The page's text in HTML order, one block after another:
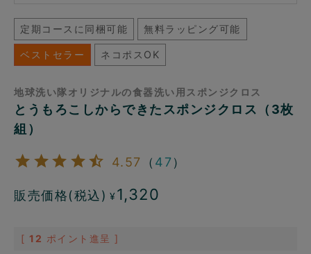
定期コースに同梱可能 無料ラッピング可能
ベストセラー ネコポスOK
地球洗い隊オリジナルの食器洗い用スポンジクロス
とうもろこしからできたスポンジクロス（3枚
組）
4.57 （ 47）
販売価格(税込) ¥ 1,320
[ 12 ポイント進呈 ]